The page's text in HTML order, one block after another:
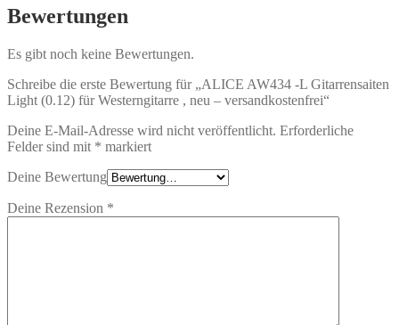
Bewertungen
Es gibt noch keine Bewertungen.
Schreibe die erste Bewertung für „ALICE AW434 -L Gitarrensaiten
Light (0.12) für Westerngitarre , neu – versandkostenfrei“
Deine E-Mail-Adresse wird nicht veröffentlicht. Erforderliche
Felder sind mit * markiert
Deine Bewertung
Deine Rezension *